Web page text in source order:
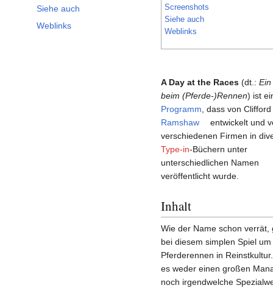
Siehe auch
Weblinks
Screenshots
Siehe auch
Weblinks
A Day at the Races (dt.: Ein
beim (Pferde-)Rennen) ist
Programm , dass von
Ramshaw
entwickelt und
verschiedenen Firmen in
Type-in-Büchern unter
unterschiedlichen Namen
veröffentlicht wurde.
Inhalt
Wie der Name schon verrät,
bei diesem simplen Spiel um
Pferderennen in
es weder einen großen
noch irgendwelche